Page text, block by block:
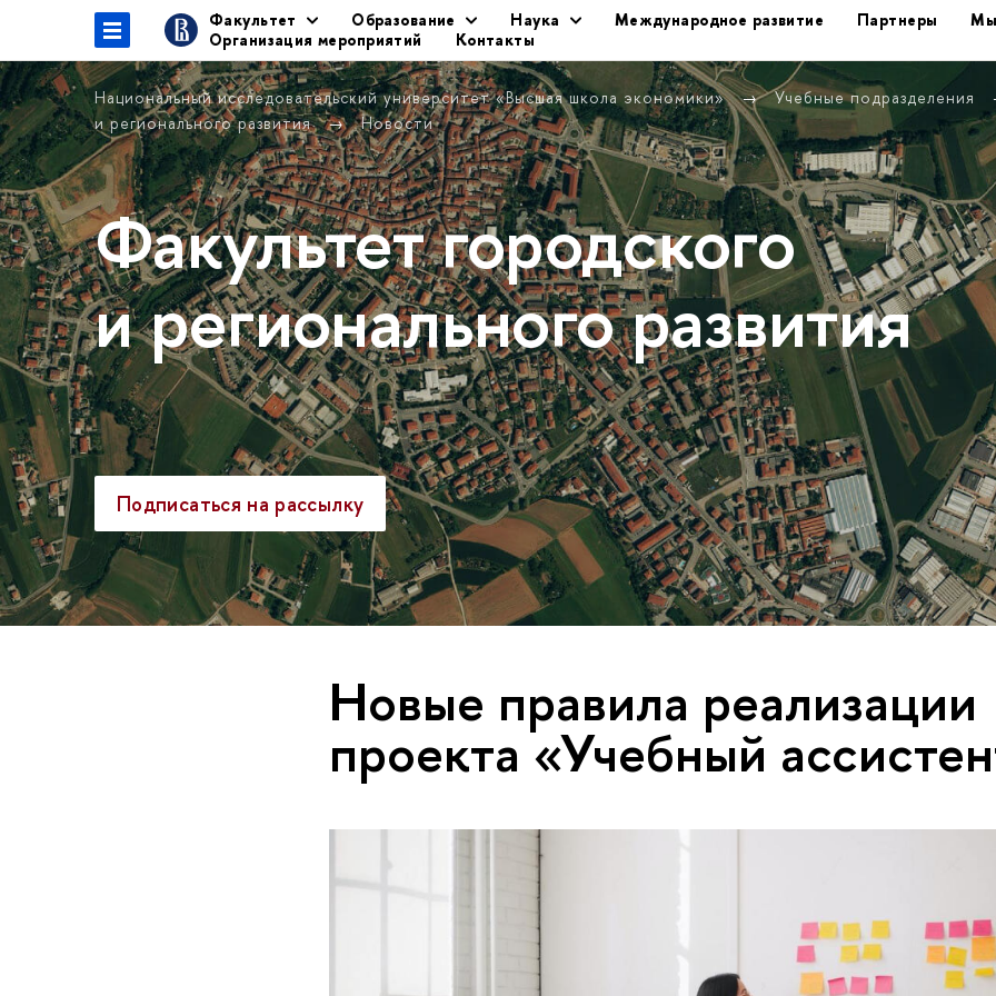
Факультет Образование Наука Международное развитие Партнеры
Мы
Организация мероприятий
Контакты
Национальный исследовательский университет «Высшая школа экономики»
Учебные подразделения
и регионального развития
Новости
Факультет городского
и регионального развития
Подписаться на рассылку
Новые правила реализации
проекта «Учебный